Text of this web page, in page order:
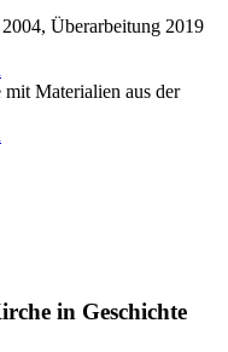
Überarbeitung 2019
Materialien aus der
in Geschichte